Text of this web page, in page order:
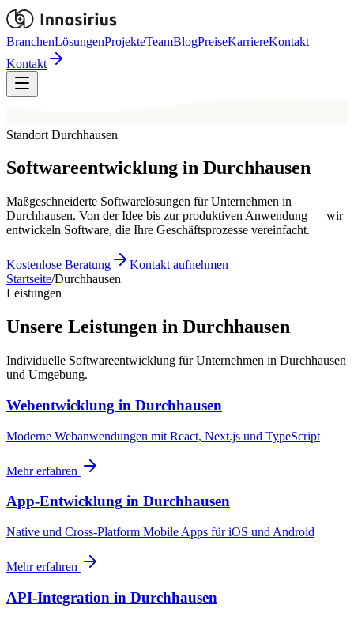
BranchenLösungenProjekteTeamBlogPreiseKarriereKontakt
Kontakt
Standort Durchhausen
Softwareentwicklung in Durchhausen
Maßgeschneiderte Softwarelösungen für Unternehmen in
Durchhausen. Von der Idee bis zur produktiven Anwendung — wir
entwickeln Software, die Ihre Geschäftsprozesse vereinfacht.
Kostenlose Beratung
Kontakt aufnehmen
Startseite/Durchhausen
Leistungen
Unsere Leistungen in Durchhausen
Individuelle Softwareentwicklung für Unternehmen in Durchhausen
und Umgebung.
Webentwicklung in Durchhausen
Moderne Webanwendungen mit React, Next.js und TypeScript
Mehr erfahren
App-Entwicklung in Durchhausen
Native und Cross-Platform Mobile Apps für iOS und Android
Mehr erfahren
API-Integration in Durchhausen